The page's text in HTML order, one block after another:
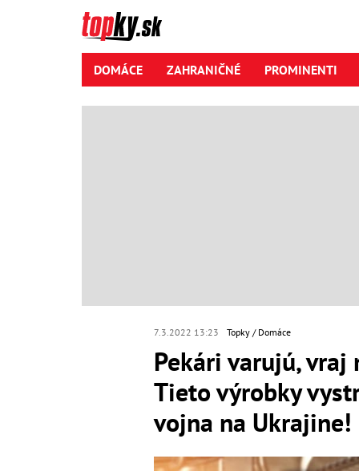
DOMÁCE ZAHRANIČNÉ PROMINENTI
7.3.2022 13:23 Topky Domáce
Pekári varujú, vraj
Tieto výrobky
vojna na Ukrajine!